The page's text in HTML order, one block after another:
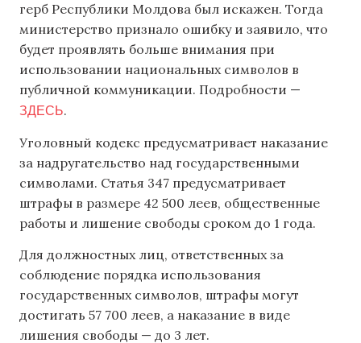
герб Республики Молдова был искажен. Тогда
министерство признало ошибку и заявило, что
будет проявлять больше внимания при
использовании национальных символов в
публичной коммуникации. Подробности —
ЗДЕСЬ.
Уголовный кодекс предусматривает наказание
за надругательство над государственными
символами. Статья 347 предусматривает
штрафы в размере 42 500 леев, общественные
работы и лишение свободы сроком до 1 года.
Для должностных лиц, ответственных за
соблюдение порядка использования
государственных символов, штрафы могут
достигать 57 700 леев, а наказание в виде
лишения свободы — до 3 лет.